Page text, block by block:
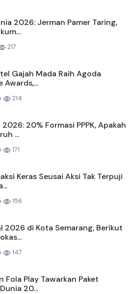
2026: Jerman Pamer Taring,
217
Gajah Mada Raih Agoda
Awards,...
214
2026: 20% Formasi PPPK, Apakah
...
171
Keras Seusai Aksi Tak Terpuji
156
2026 di Kota Semarang, Berikut
147
Fola Play Tawarkan Paket
20...